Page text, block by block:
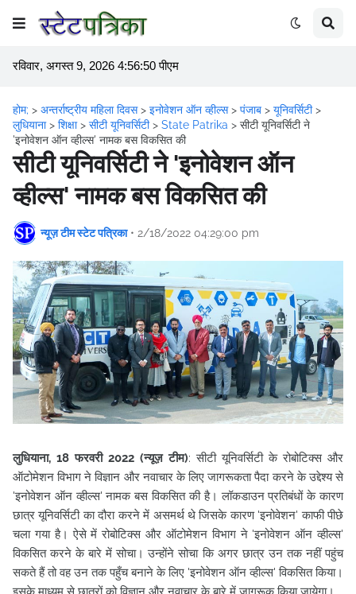
रविवार, अगस्त 9, 2026 4:56:50 पीएम
होम; > अन्तर्राष्ट्रीय महिला दिवस> इनोवेशन ऑन व्हील्स> पंजाब > यूनिवर्सिटी>
लुधियाना> शिक्षा> सीटी यूनिवर्सिटी> State Patrika > सीटी यूनिवर्सिटी ने
'इनोवेशन ऑन व्हील्स' नामक बस विकसित की
सीटी यूनिवर्सिटी ने 'इनोवेशन ऑन
व्हील्स' नामक बस विकसित की
न्यूज़ टीम स्टेट पत्रिका • 2/18/2022 04:29:00 pm
लुधियाना, 18 फरवरी 2022 (न्यूज़ टीम): सीटी यूनिवर्सिटी के रोबोटिक्स और
ऑटोमेशन विभाग ने विज्ञान और नवाचार के लिए जागरूकता पैदा करने के उद्देश्य से
'इनोवेशन ऑन व्हील्स' नामक बस विकसित की है। लॉकडाउन प्रतिबंधों के कारण
छात्र यूनिवर्सिटी का दौरा करने में असमर्थ थे जिसके कारण 'इनोवेशन' काफी पीछे
चला गया है।ऐसे में रोबोटिक्स और ऑटोमेशन विभाग ने 'इनोवेशन ऑन व्हील्स'
विकसित करने के बारे में सोचा। उन्होंने सोचा कि अगर छात्र उन तक नहीं पहुंच
सकते हैं तो वह उन तक पहुँच बनाने के लिए 'इनोवेशन ऑन व्हील्स' विकसित किया।